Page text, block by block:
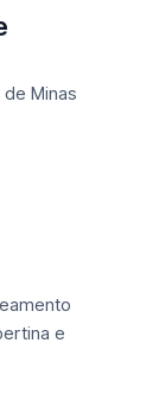
Minas
e